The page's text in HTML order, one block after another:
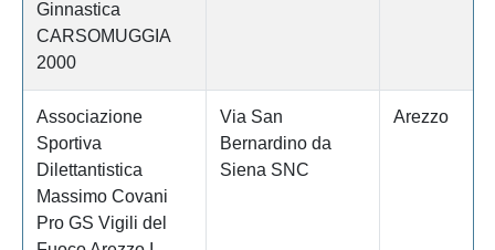
Ginnastica
CARSOMUGGIA
2000
Associazione
Sportiva
Dilettantistica
Massimo Covani
Pro GS Vigili del
Via San
Bernardino da
Siena SNC
Arezzo